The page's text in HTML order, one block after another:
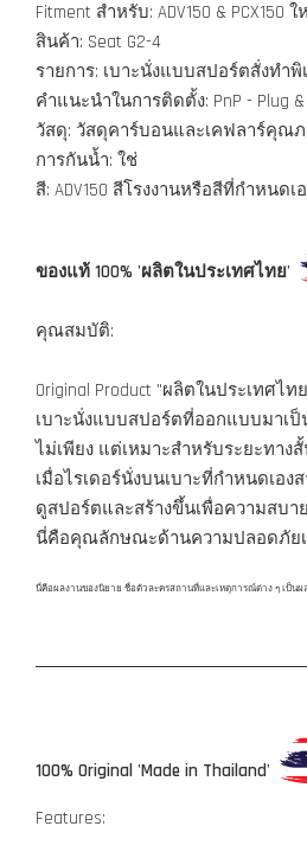
Fitment สำหรับ: ADV150 & PCX150 ใ
สินค้า: Seat G2-4
รายการ: เบาะนั่งแบบสปอร์ตสั่งทำพิ
คำแนะนำในการติดตั้ง: PnP - Plug &
วัสดุ: วัสดุคาร์บอนและเคฟลาร์คุณ
การกันน้ำ: ใช่
สี: ADV150 สีโรงงานหรือสีที่กำหน
ของแท้ 100% 'ผลิตในประเทศไทย'
คุณสมบัติ:
Original Product "ผลิตในประเทศไท
เบาะนั่งแบบสปอร์ตที่ออกแบบมาเ
ไม่เพียง แต่เหมาะสำหรับระยะทาง
เมื่อไรเดอร์นั่งบนเบาะที่กำหนดเอ
ดูสปอร์ตและสร้างขึ้นเพื่อความสบา
นี่คือคุณลักษณะด้านความปลอดภัย
นี่คือผลงานของนิยาย ชื่อตัวละครสถานที่และเหตุการณ์ต่าง ๆ เป็
100% Original 'Made in Thailand'
Features: